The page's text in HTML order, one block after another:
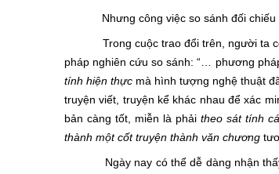
Nhưng công việc so sánh đối chiếu
Trong cuộc trao đổi trên, người ta có
pháp nghiên cứu so sánh: “… phương
tính hiện thực mà hình tượng nghệ thuật
truyện viết, truyện kể khác nhau để xác
bản càng tốt, miễn là phải theo sát tính
thành một cốt truyện thành văn chương
Ngày nay có thể dễ dàng nhận thấy